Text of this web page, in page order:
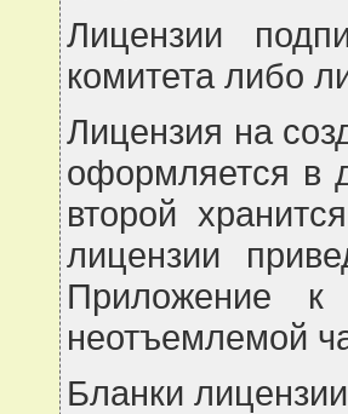
Лицензии
комитета либо
Лицензия на
оформляется в
второй
лицензии
Приложение к
неотъемлемой
Бланки